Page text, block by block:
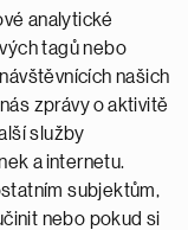
analytické
tagů nebo
našich
zprávy o aktivitě
služby
a internetu.
subjektům,
nebo pokud si